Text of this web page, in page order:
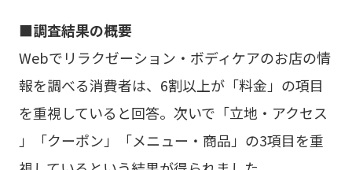
■調査結果の概要
Webでリラクゼーション・ボディケアのお店の情
報を調べる消費者は、6割以上が「料金」の項目
を重視していると回答。次いで「立地・アクセス
」「クーポン」「メニュー・商品」の3項目を重